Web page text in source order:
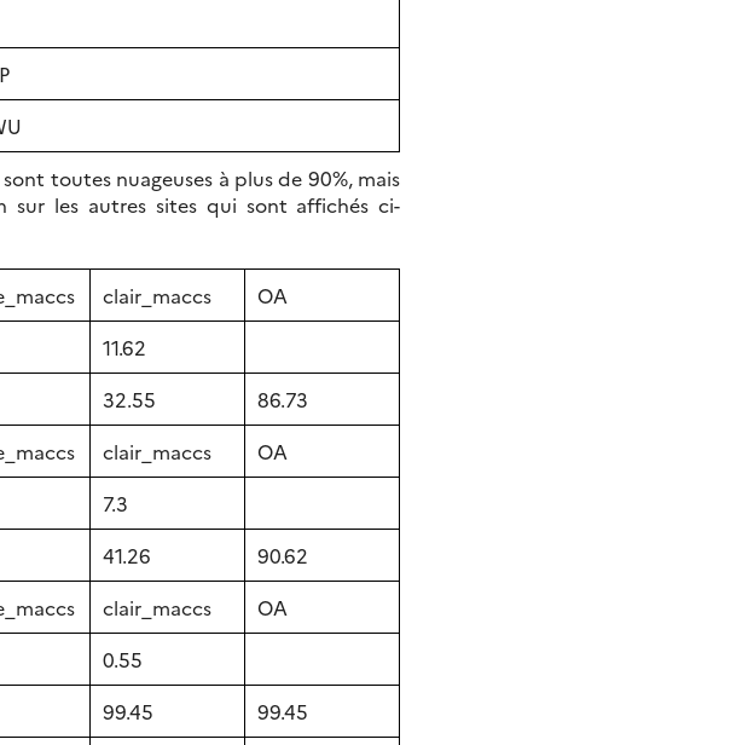
toutes nuageuses à plus de 90%, mais
les autres sites qui sont affichés ci-
clair_maccs
OA
11.62
32.55
86.73
clair_maccs
OA
7.3
41.26
90.62
clair_maccs
OA
0.55
99.45
99.45